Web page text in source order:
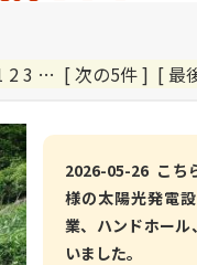
23 … [ 次の5件 ] [ 最
2026-05-26 こち
様の太陽光発電
業、ハンドホー
いました。